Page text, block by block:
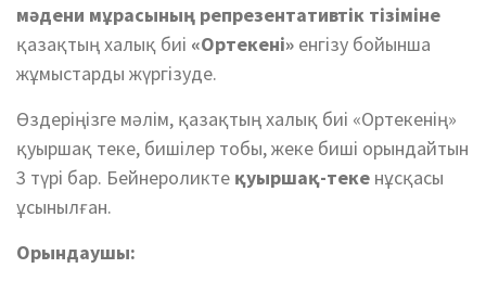
мәдени мұрасының репрезентативтік тізіміне
қазақтың халық биі «Ортекені» енгізу бойынша
жұмыстарды жүргізуде.
Өздеріңізге мәлім, қазақтың халық биі «Ортекенің»
қуыршақ теке, бишілер тобы, жеке биші орындайтын
3 түрі бар. Бейнероликте қуыршақ-теке нұсқасы
ұсынылған.
Орындаушы: